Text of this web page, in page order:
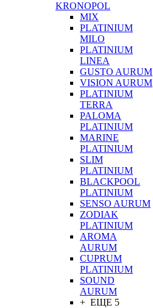
KRONOPOL
MIX
PLATINIUM
MILO
PLATINIUM
LINEA
GUSTO AURUM
VISION AURUM
PLATINIUM
TERRA
PALOMA
PLATINIUM
MARINE
PLATINIUM
SLIM
PLATINIUM
BLACKPOOL
PLATINIUM
SENSO AURUM
ZODIAK
PLATINIUM
AROMA
AURUM
CUPRUM
PLATINIUM
SOUND
AURUM
+ ЕЩЕ 5